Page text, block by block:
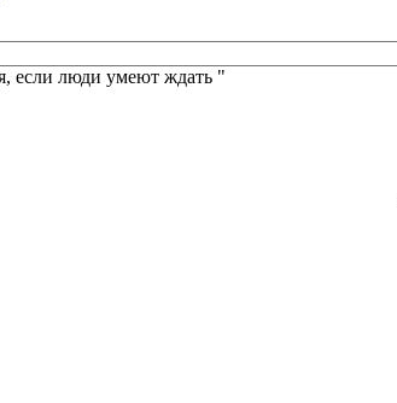
если люди умеют ждать "